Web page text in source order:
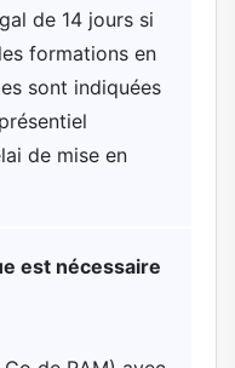
de 14 jours si
formations en
sont indiquées
de mise en
est nécessaire